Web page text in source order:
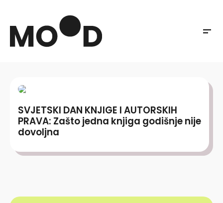
SVJETSKI DAN KNJIGE I AUTORSKIH
PRAVA: Zašto jedna knjiga godišnje nije
dovoljna